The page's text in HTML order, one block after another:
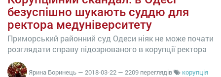
безуспішно шукають суддю для
ректора медуніверситету
Приморський районний суд Одеси ніяк не може почати
розглядати справу підозрюваного в корупції ректора
Ярина Боринець — 2018-03-22 — 2209 переглядів
корупція